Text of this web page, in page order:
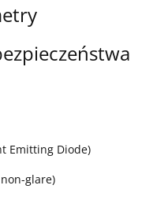
Emitting Diode)
glare)